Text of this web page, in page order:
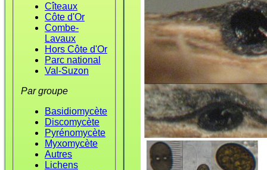
Cîteaux
Côte d'Or
Combe-
Lavaux
Hors Côte d'Or
Parc national
Val-Suzon
Par groupe
Basidiomycète
Discomycète
Pyrénomycète
Myxomycète
Autres
Lichens